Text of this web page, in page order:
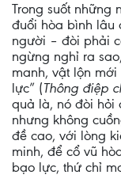
Trong suốt những
đuổi hòa bình lâu
người – đòi phải
ngừng nghỉ ra
manh, vật lộn
lực” (Thông điệp
quả là, nó đòi hỏi
nhưng không
đề cao, với lòng
minh, để cổ vũ
bạo lực, thứ chỉ